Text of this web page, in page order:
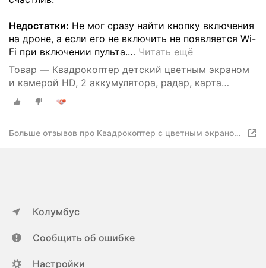
Недостатки: Не мог сразу найти кнопку включения
на дроне, а если его не включить не появляется Wi-
Fi при включении пульта.… Читать ещё
Товар — Квадрокоптер детский цветным экраном
и камерой HD, 2 аккумулятора, радар, карта
памяти
Больше отзывов про Квадрокоптер с цветным экраном
Колумбус
Сообщить об ошибке
Настройки